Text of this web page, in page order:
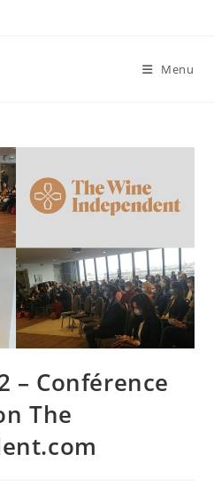
Menu
– Conférence
The